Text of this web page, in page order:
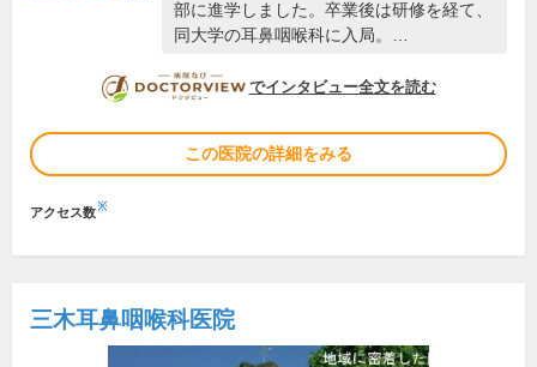
部に進学しました。卒業後は研修を経て、
同大学の耳鼻咽喉科に入局。…
DOCTORVIEW
でインタビュー全文を読む
この医院の詳細をみる
アクセス数※
三木耳鼻咽喉科医院